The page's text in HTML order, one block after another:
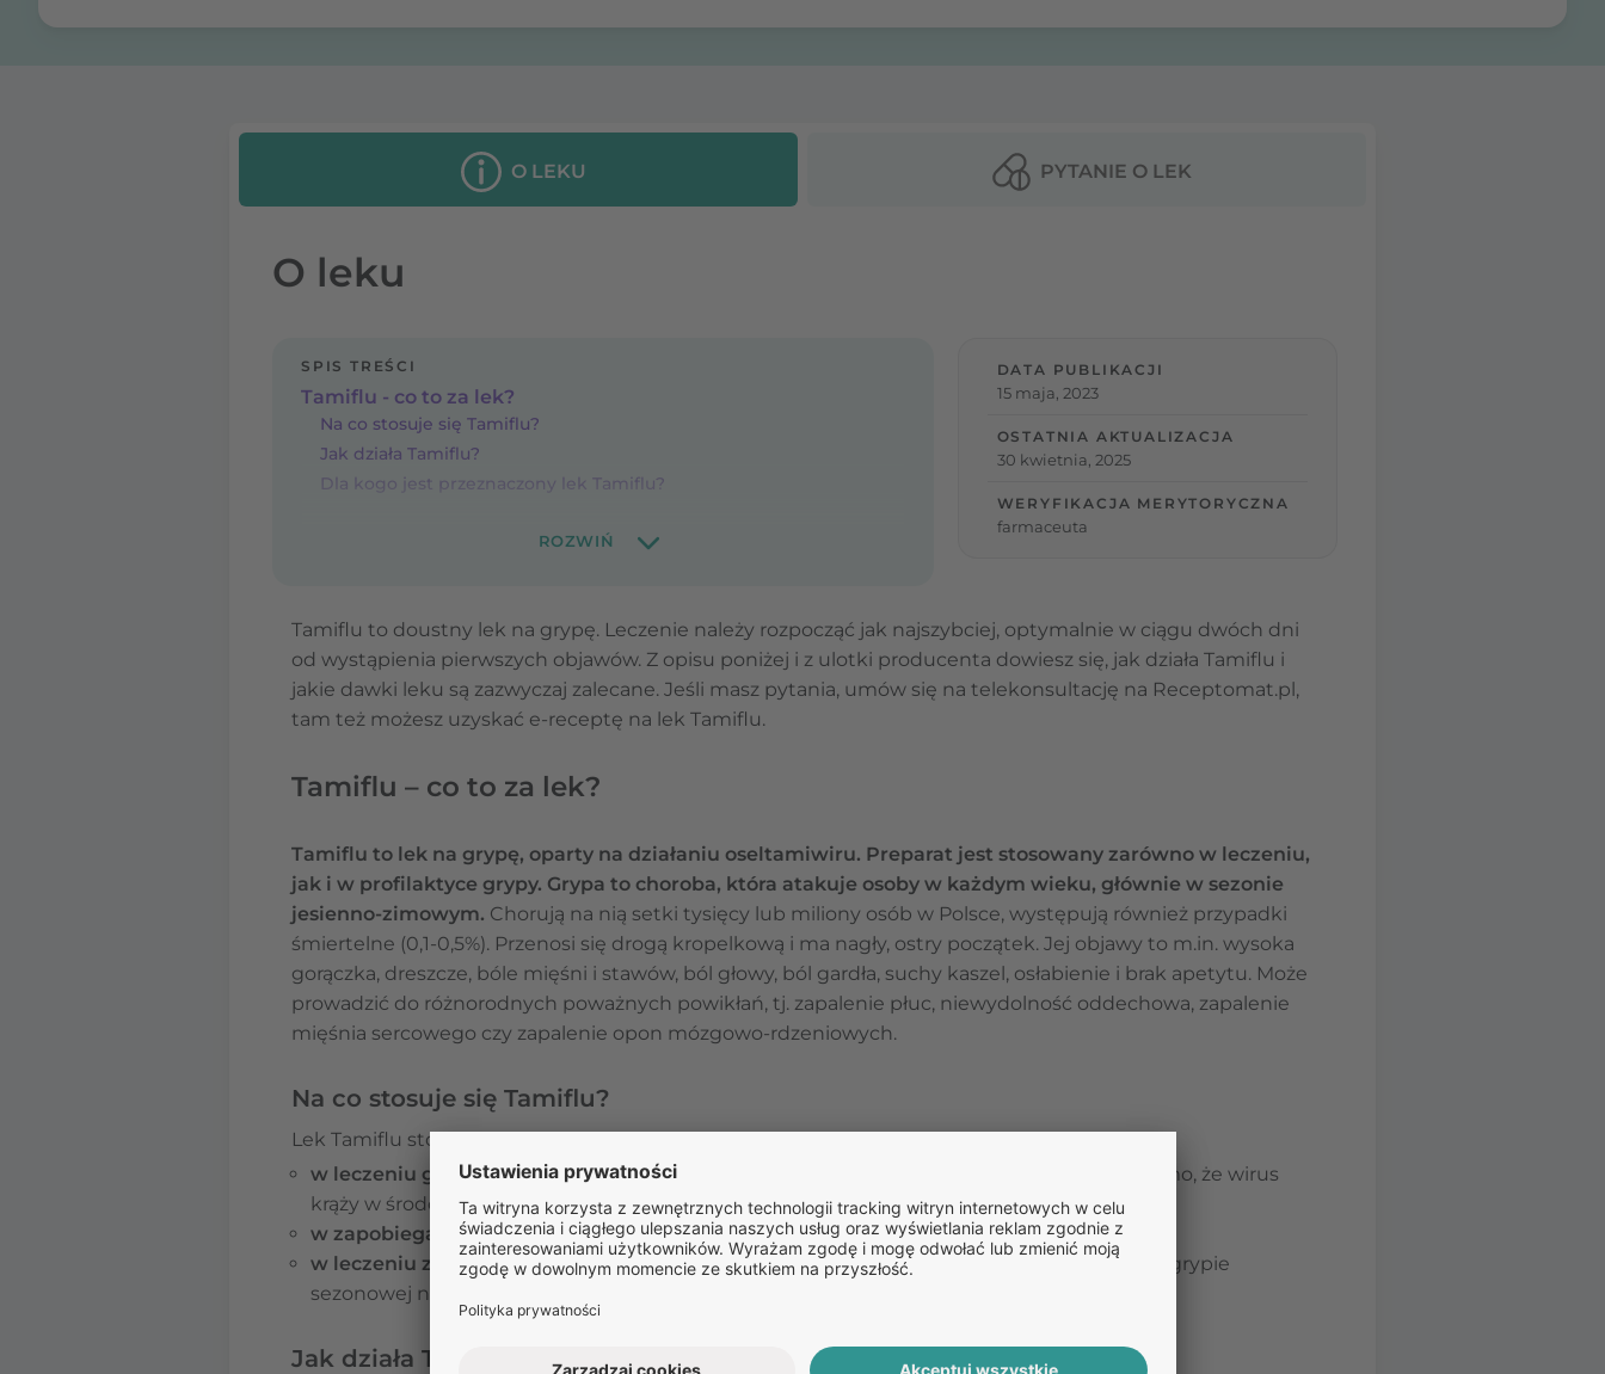
O LEKU PYTANIE O LEK
O leku
SPIS TREŚCI
Tamiflu - co to za lek?
Na co stosuje się Tamiflu?
Jak działa Tamiflu?
Dla kogo jest przeznaczony lek Tamiflu?
DATA PUBLIKACJI
15 maja, 2023
OSTATNIA AKTUALIZACJA
30 kwietnia, 2025
WERYFIKACJA MERYTORYCZNA
farmaceuta
Tamiflu to doustny lek na grypę. Leczenie należy rozpocząć jak najszybciej, optymalnie w ciągu dwóch dni
od wystąpienia pierwszych objawów. Z opisu poniżej i z ulotki producenta dowiesz się, jak działa Tamiflu i
jakie dawki leku są zazwyczaj zalecane. Jeśli masz pytania, umów się na telekonsultację na Receptomat.pl,
tam też możesz uzyskać e-receptę na lek Tamiflu.
Tamiflu – co to za lek?
Tamiflu to lek na grypę, oparty na działaniu oseltamiwiru. Preparat jest stosowany zarówno w leczeniu,
jak i w profilaktyce grypy. Grypa to choroba, która atakuje osoby w każdym wieku, głównie w sezonie
jesienno-zimowym. Chorują na nią setki tysięcy lub miliony osób w Polsce, występują również przypadki
śmiertelne (0,1-0,5%). Przenosi się drogą kropelkową i ma nagły, ostry początek. Jej objawy to m.in. wysoka
gorączka, dreszcze, bóle mięśni i stawów, ból głowy, ból gardła, suchy kaszel, osłabienie i brak apetytu. Może
prowadzić do różnorodnych poważnych powikłań, tj. zapalenie płuc, niewydolność oddechowa, zapalenie
mięśnia sercowego czy zapalenie opon mózgowo-rdzeniowych.
Na co stosuje się Tamiflu?
Lek Tamiflu stosowany jest:
w leczeniu grypy– w momencie wystąpienia pierwszych objawów grypy lub kiedy wiadomo, że wirus
krąży w środowisku,
w zapobieganiu grypy– jeśli pacjent miał kontakt z osobą zarażoną,
w leczeniu zapobiegawczym– gdy panuje pandemia grypy lub gdy szczepionka przeciw grypie
sezonowej nie zapewnia wystarczającej ochrony.
Jak działa Tamiflu?